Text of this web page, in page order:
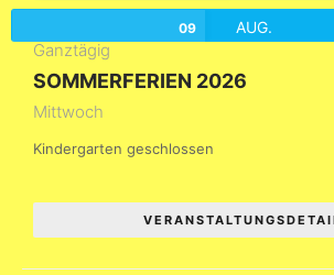
09 AUG.
Ganztägig
SOMMERFERIEN 2026
Mittwoch
Kindergarten geschlossen